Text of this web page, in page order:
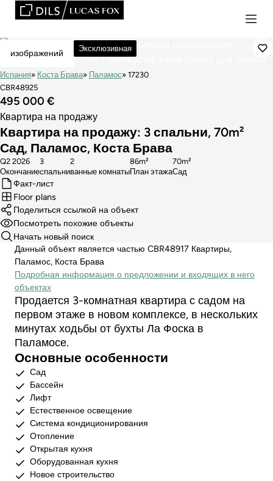
Зарезервировано Эксклюзивная
изображений
Испания Коста Брава Паламос
17230
CBR48925
495 000 €
Квартира на продажу
Квартира на продажу: 3 спальни, 70m²
Сад, Паламос, Коста Брава
Окончание
Q2 2026
cпальни
3
ванные комнаты
2
План этажа
86m²
Сад
70m²
Факт-лист
Floor plans
Поделиться ссылкой на объект
Посмотреть похожие объекты
Начать новый поиск
Данный объект является частью CBR48917 Квартиры,
Паламос, Коста Брава
Подробная информация о предложении и входящих в него
объектах
Продается 3-комнатная квартира с садом на
первом этаже в новом комплексе, в нескольких
минутах ходьбы от бухты Ла Фоска в
Паламосе.
Основные особенности
Сад
Бассейн
Лифт
Естественное освещение
Система кондиционирования
Отопление
Открытая кухня
Оборудованная кухня
Новое строительство